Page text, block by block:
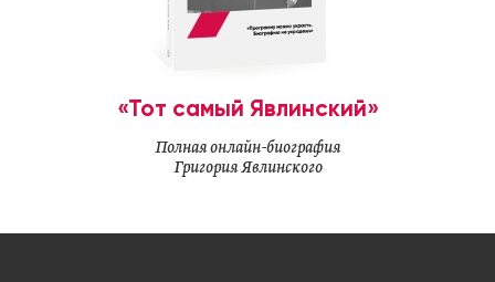
«Тот самый Явлинский»
Полная онлайн-биография
Григория Явлинского